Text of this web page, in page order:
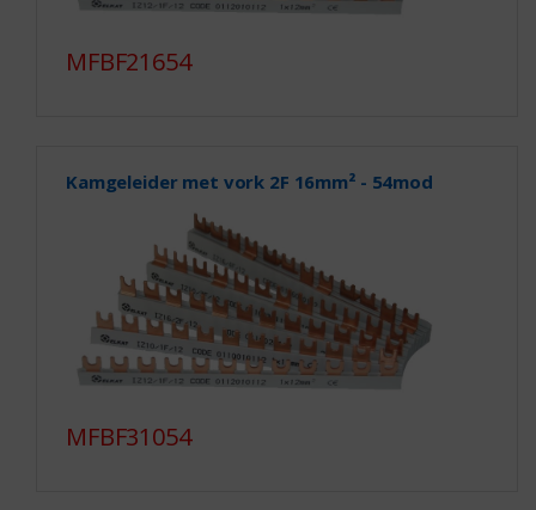
MFBF21654
Kamgeleider met vork 2F 16mm² - 54mod
MFBF31054